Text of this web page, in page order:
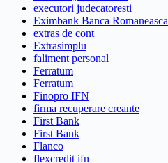
executori judecatoresti
Eximbank Banca Romaneasca
extras de cont
Extrasimplu
faliment personal
Ferratum
Ferratum
Finopro IFN
firma recuperare creante
First Bank
First Bank
Flanco
flexcredit ifn